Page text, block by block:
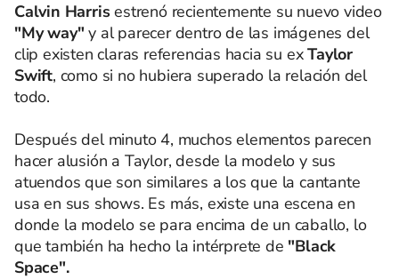
Calvin Harrisestrenó recientemente su nuevo video
"My way" y al parecer dentro de las imágenes del
clip existen claras referencias hacia su exTaylor
Swift, como si no hubiera superado la relación del
todo.
Después del minuto 4, muchos elementos parecen
hacer alusión a Taylor, desde la modelo y sus
atuendos que son similares a los que la cantante
usa en sus shows. Es más, existe una escena en
donde la modelo se para encima de un caballo, lo
que también ha hecho la intérprete de "Black
Space".